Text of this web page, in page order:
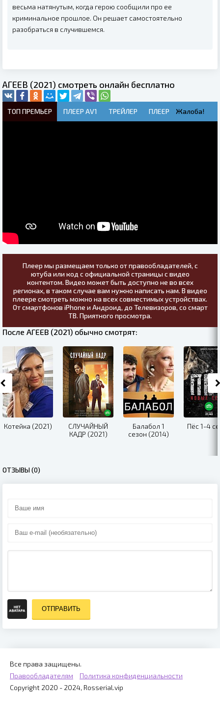
весьма натянутым, когда герою сообщили про ее
криминальное прошлое. Он решает самостоятельно
разобраться в случившемся.
АГЕЕВ (2021) смотреть онлайн бесплатно
ТОП ПРЕМЬЕР ПЛЕЕР AV1 ТРЕЙЛЕР ПЛЕЕР Жалоба!
Плеер мы размещаем только от правообладателей, с
ютуба или код с официальной страницы с видео
контентом. Видео может быть доступно не во всех
регионах, в таком случае вам нужно написать нам. В видео
плеере смотреть можно на всех совместимых устройствах.
От смартфонов iPhone и Андроид, до Телевизоров, со смарт
ТВ. Приятного просмотра.
После АГЕЕВ (2021) обычно смотрят:
Котейка (2021)
СЛУЧАЙНЫЙ
КАДР (2021)
Балабол 1
сезон (2014)
Пёс 1-4
ОТЗЫВЫ (0)
ОТПРАВИТЬ
Все права защищены.
Правообладателям
Политика конфиденциальности
Copyright 2020 - 2024, Rosserial.vip